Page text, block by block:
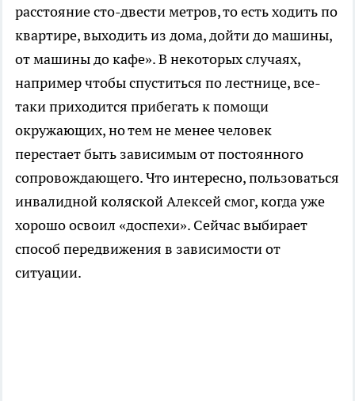
расстояние сто-двести метров, то есть ходить по
квартире, выходить из дома, дойти до машины,
от машины до кафе». В некоторых случаях,
например чтобы спуститься по лестнице, все-
таки приходится прибегать к помощи
окружающих, но тем не менее человек
перестает быть зависимым от постоянного
сопровождающего. Что интересно, пользоваться
инвалидной коляской Алексей смог, когда уже
хорошо освоил «доспехи». Сейчас выбирает
способ передвижения в зависимости от
ситуации.